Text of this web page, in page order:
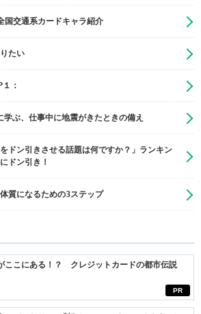
交通系カードキャラ紹介
たい
：
ぶ、仕事中に地震がきたときの備え
ドン引きさせる話題は何ですか？」ランキン
ドン引き！
質になるための3ステップ
PR
ここにある！？ クレジットカードの都市伝説